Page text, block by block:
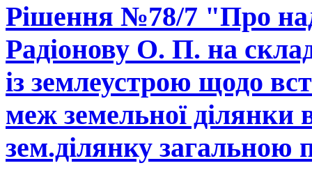
Рішення №78/7 "Про
Радіонову О. П. на
із землеустрою щодо
меж земельної ділянки
зем.ділянку